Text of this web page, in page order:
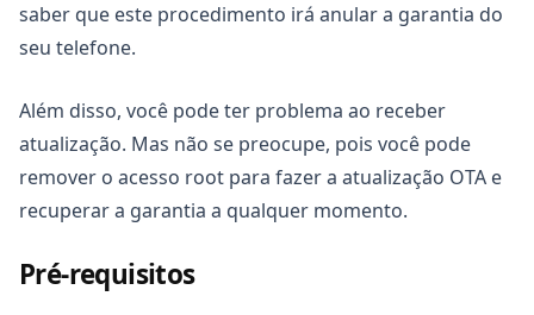
saber que este procedimento irá anular a garantia do
seu telefone.
Além disso, você pode ter problema ao receber
atualização. Mas não se preocupe, pois você pode
remover o acesso root para fazer a atualização OTA e
recuperar a garantia a qualquer momento.
Pré-requisitos